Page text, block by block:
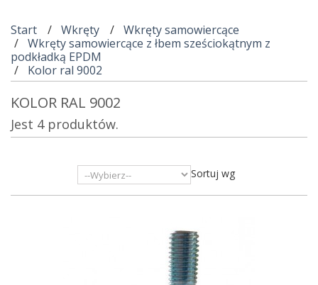
Start Wkręty
Wkręty samowiercące
Wkręty samowiercące z łbem sześciokątnym z
podkładką EPDM
Kolor ral 9002
KOLOR RAL 9002
Jest 4 produktów.
Sortuj wg